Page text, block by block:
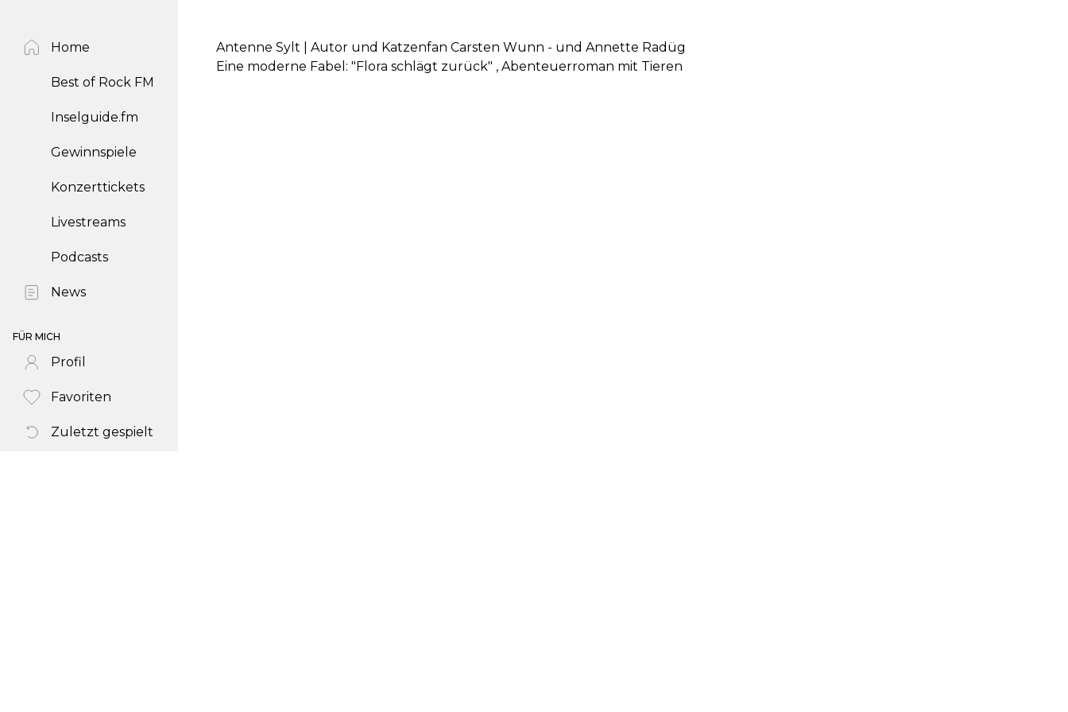
Home
Best of Rock FM
Inselguide.fm
Gewinnspiele
Konzerttickets
Livestreams
Podcasts
News
FÜR MICH
Profil
Favoriten
Zuletzt gespielt
Antenne Sylt | Autor und Katzenfan Carsten Wunn - und Annette Radüg
Eine moderne Fabel: "Flora schlägt zurück" , Abenteuerroman mit Tieren